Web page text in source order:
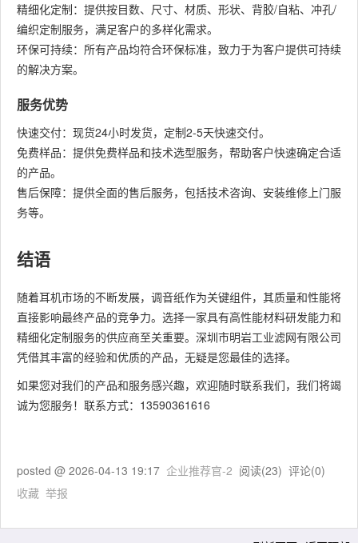
精细化定制：提供按目数、尺寸、材质、形状、背胶/自粘、冲孔/
编织定制服务，满足客户的多样化需求。
环保可持续：所有产品均符合环保标准，致力于为客户提供可持续
的解决方案。
服务优势
快速交付：现货24小时发货，定制2-5天快速交付。
免费样品：提供免费样品和技术选型服务，帮助客户快速确定合适
的产品。
售后保障：提供全面的售后服务，包括技术咨询、安装维修上门服
务等。
结语
随着耳机市场的不断发展，调音纸作为关键组件，其质量和性能将
直接影响最终产品的竞争力。选择一家具有高性能材料研发能力和
精细化定制服务的供应商至关重要。深圳市明岩工业滤网有限公司
凭借其丰富的经验和优质的产品，无疑是您最佳的选择。
如果您对我们的产品和服务感兴趣，欢迎随时联系我们，我们将竭
诚为您服务！联系方式：13590361616
posted @ 2026-04-13 19:17 企业推荐官-2 阅读(23) 评论(0)
收藏 举报